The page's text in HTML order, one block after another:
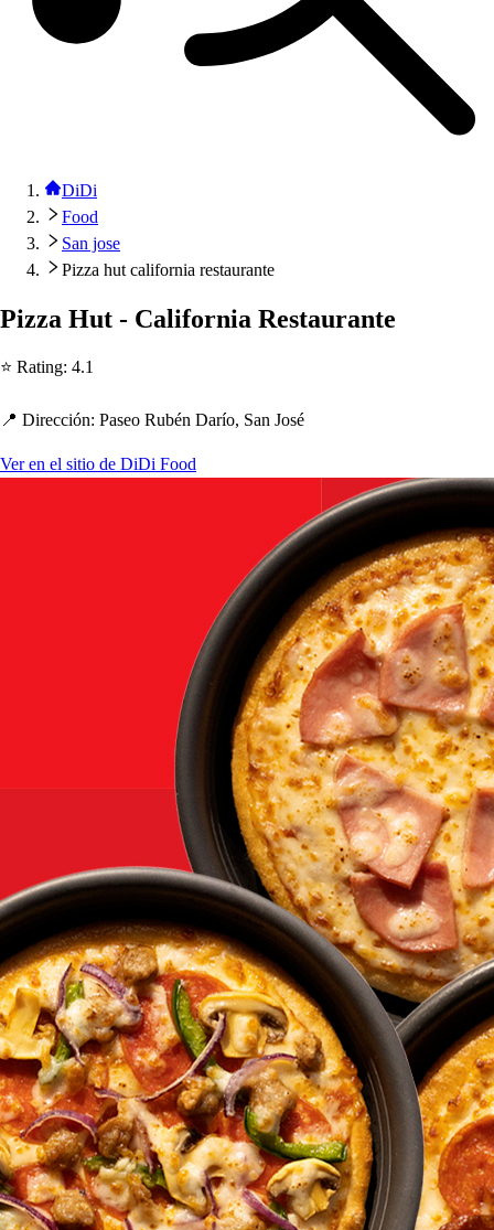
DiDi
Food
San jose
Pizza hut california restaurante
Pizza Hut - California Restaurante
⭐ Rating: 4.1
📍 Dirección: Paseo Rubén Darío, San José
Ver en el sitio de DiDi Food